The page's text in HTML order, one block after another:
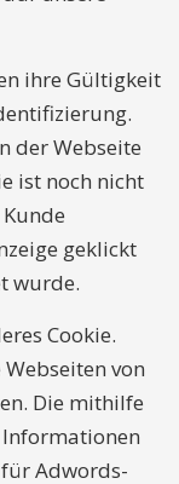
ihre Gültigkeit
der Webseite
ist noch nicht
geklickt
wurde.
Cookie.
von
Die mithilfe
Informationen
Adwords-